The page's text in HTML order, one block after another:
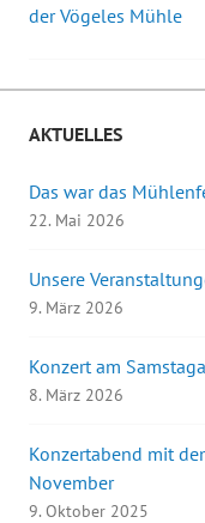
Navigation
der Vögeles Mühle
AKTUELLES
Das war das
22. Mai 2026
Unsere
9. März 2026
Konzert am
8. März 2026
Konzertabend mit
November
9. Oktober 2025